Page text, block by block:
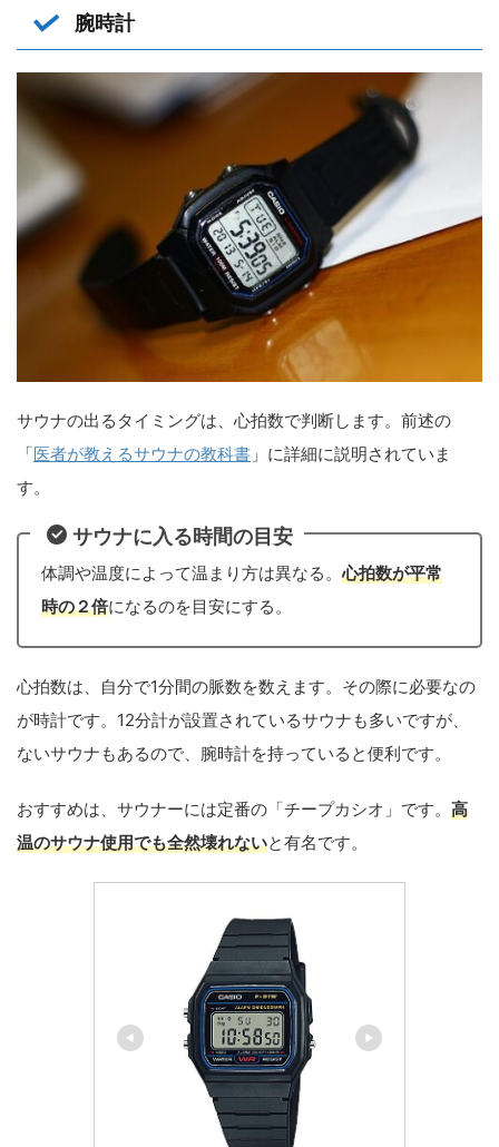
腕時計
サウナの出るタイミングは、心拍数で判断します。前述の
「医者が教えるサウナの教科書 」に詳細に説明されていま
す。
サウナに入る時間の目安
体調や温度によって温まり方は異なる。心拍数が平常
時の２倍になるのを目安にする。
心拍数は、自分で1分間の脈数を数えます。その際に必要なの
が時計です。12分計が設置されているサウナも多いですが、
ないサウナもあるので、腕時計を持っていると便利です。
おすすめは、サウナーには定番の「チープカシオ」です。 高
温のサウナ使用でも全然壊れないと有名です。